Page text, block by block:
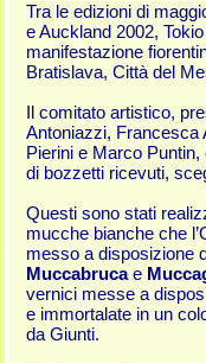
Tra le edizioni di
e Auckland 2002,
manifestazione
Bratislava, Città del
Il comitato artistico,
Antoniazzi, Francesca
Pierini e Marco Puntin,
di bozzetti ricevuti,
Questi sono stati
mucche bianche che
messo a disposizione
Muccabrucae
vernici messe a
e immortalate in un
da Giunti.